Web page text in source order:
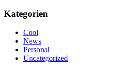
Kategorien
Cool
News
Personal
Uncategorized